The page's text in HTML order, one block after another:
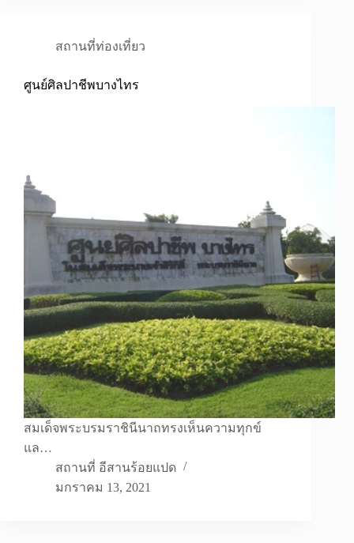
สถานที่ท่องเที่ยว
ศูนย์ศิลปาชีพบางไทร
สมเด็จพระบรมราชินีนาถทรงเห็นความทุกข์
แล…
สถานที่ อีสานร้อยแปด
มกราคม 13, 2021